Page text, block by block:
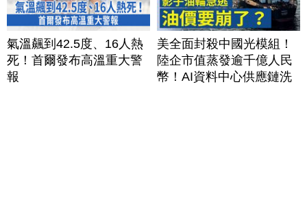
氣溫飆到42.5度、16人熱
死！首爾發布高溫重大警
報
美全面封殺中國光模組！
陸企市值蒸發逾千億人民
幣！AI資料中心供應鏈洗